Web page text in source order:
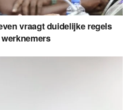
vraagt duidelijke regels